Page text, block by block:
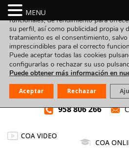
958 806 266
COA VIDEO
COA
MENU
Utilizamos cookies propias y de
funcionales, de rendimiento para
su perfil, así como publicidad propia y
tratamiento es el consentimiento,
imprescindibles para el correcto
Puede aceptar todas las cookies
configurarlas o rechazar su uso
Puede obtener más información en
Aceptar Rechazar